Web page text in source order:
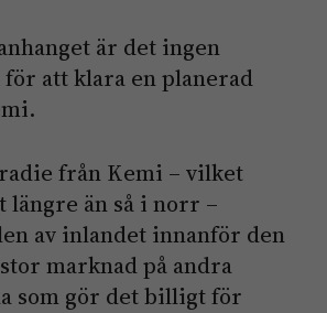
är det ingen
för att klara en planerad
från Kemi – vilket
längre än så i norr –
av inlandet innanför den
marknad på andra
som gör det billigt för